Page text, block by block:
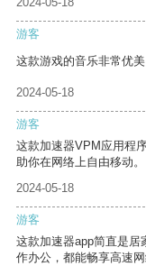
游客
这款游戏的音乐非常优
2024-05-18
游客
这款加速器VPM应用程
助你在网络上自由移动。
2024-05-18
游客
这款加速器app简直是居
作办公，都能畅享高速